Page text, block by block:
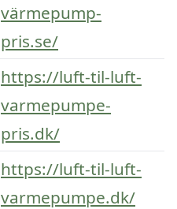
värmepump-
pris.se/
https://luft-til-luft-
varmepumpe-
pris.dk/
https://luft-til-luft-
varmepumpe.dk/